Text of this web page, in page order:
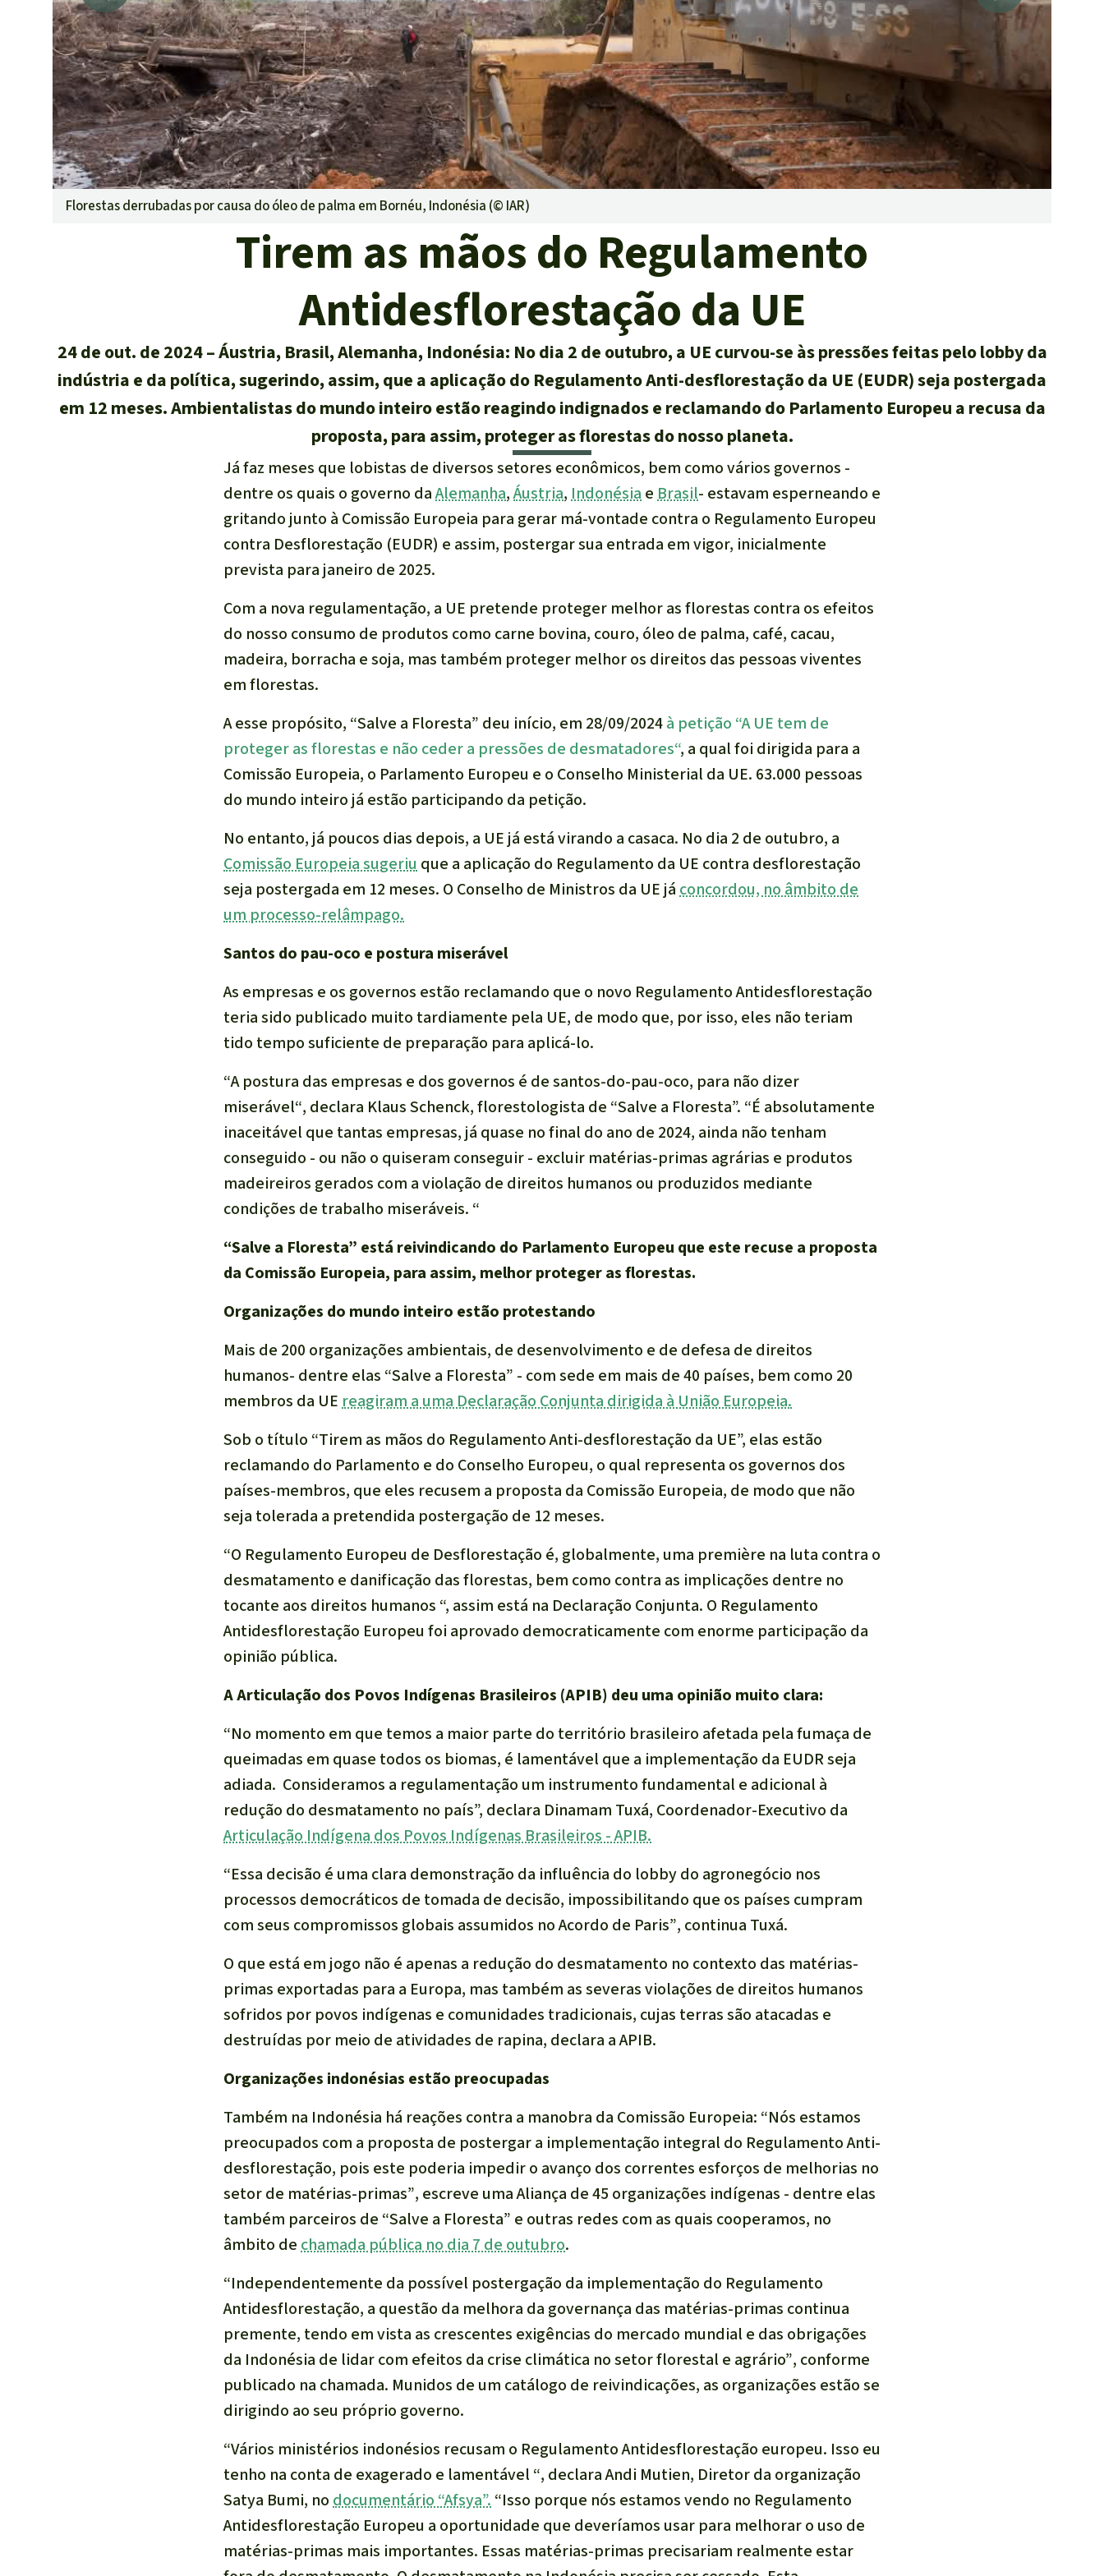
Pecuária intensiva
Roubo de terras
Alumínio
Caça furtiva
Áreas de proteção ambiental
tropicais do mundo
Doar
Florestas derrubadas por causa do óleo de palma em Bornéu, Indonésia (© IAR)
Tirem as mãos do Regulamento
Antidesflorestação da UE
24 de out. de 2024
Áustria, Brasil, Alemanha, Indonésia: No dia 2 de outubro, a UE curvou-se às pressões feitas pelo lobby da
indústria e da política, sugerindo, assim, que a aplicação do Regulamento Anti-desflorestação da UE (EUDR) seja postergada
em 12 meses. Ambientalistas do mundo inteiro estão reagindo indignados e reclamando do Parlamento Europeu a recusa da
proposta, para assim, proteger as florestas do nosso planeta.
Já faz meses que lobistas de diversos setores econômicos, bem como vários governos -
dentre os quais o governo daAlemanha,Áustria,IndonésiaeBrasil- estavam esperneando e
gritando junto à Comissão Europeia para gerar má-vontade contra o Regulamento Europeu
contra Desflorestação (EUDR) e assim, postergar sua entrada em vigor, inicialmente
prevista para janeiro de 2025.
Com a nova regulamentação, a UE pretende proteger melhor as florestas contra os efeitos
do nosso consumo de produtos como carne bovina, couro, óleo de palma, café, cacau,
madeira, borracha e soja, mas também proteger melhor os direitos das pessoas viventes
em florestas.
A esse propósito, “Salve a Floresta” deu início, em 28/09/2024à petição “A UE tem de
proteger as florestas e não ceder a pressões de desmatadores“, a qual foi dirigida para a
Comissão Europeia, o Parlamento Europeu e o Conselho Ministerial da UE. 63.000 pessoas
do mundo inteiro já estão participando da petição.
No entanto, já poucos dias depois, a UE já está virando a casaca. No dia 2 de outubro, a
Comissão Europeia sugeriuque a aplicação do Regulamento da UE contra desflorestação
seja postergada em 12 meses. O Conselho de Ministros da UE jáconcordou, no âmbito de
um processo-relâmpago.
Santos do pau-oco e postura miserável
As empresas e os governos estão reclamando que o novo Regulamento Antidesflorestação
teria sido publicado muito tardiamente pela UE, de modo que, por isso, eles não teriam
tido tempo suficiente de preparação para aplicá-lo.
“A postura das empresas e dos governos é de santos-do-pau-oco, para não dizer
miserável“, declara Klaus Schenck, florestologista de “Salve a Floresta”. “É absolutamente
inaceitável que tantas empresas, já quase no final do ano de 2024, ainda não tenham
conseguido - ou não o quiseram conseguir - excluir matérias-primas agrárias e produtos
madeireiros gerados com a violação de direitos humanos ou produzidos mediante
condições de trabalho miseráveis. “
“Salve a Floresta” está reivindicando do Parlamento Europeu que este recuse a proposta
da Comissão Europeia, para assim, melhor proteger as florestas.
Organizações do mundo inteiro estão protestando
Mais de 200 organizações ambientais, de desenvolvimento e de defesa de direitos
humanos- dentre elas “Salve a Floresta” - com sede em mais de 40 países, bem como 20
membros da UEreagiram a uma Declaração Conjunta dirigida à União Europeia.
Sob o título “Tirem as mãos do Regulamento Anti-desflorestação da UE”, elas estão
reclamando do Parlamento e do Conselho Europeu, o qual representa os governos dos
países-membros, que eles recusem a proposta da Comissão Europeia, de modo que não
seja tolerada a pretendida postergação de 12 meses.
“O Regulamento Europeu de Desflorestação é, globalmente, uma première na luta contra o
desmatamento e danificação das florestas, bem como contra as implicações dentre no
tocante aos direitos humanos “, assim está na Declaração Conjunta. O Regulamento
Antidesflorestação Europeu foi aprovado democraticamente com enorme participação da
opinião pública.
A Articulação dos Povos Indígenas Brasileiros (APIB) deu uma opinião muito clara:
“No momento em que temos a maior parte do território brasileiro afetada pela fumaça de
queimadas em quase todos os biomas, é lamentável que a implementação da EUDR seja
adiada. Consideramos a regulamentação um instrumento fundamental e adicional à
redução do desmatamento no país”, declara Dinamam Tuxá, Coordenador-Executivo da
Articulação Indígena dos Povos Indígenas Brasileiros - APIB.
“Essa decisão é uma clara demonstração da influência do lobby do agronegócio nos
processos democráticos de tomada de decisão, impossibilitando que os países cumpram
com seus compromissos globais assumidos no Acordo de Paris”, continua Tuxá.
O que está em jogo não é apenas a redução do desmatamento no contexto das matérias-
primas exportadas para a Europa, mas também as severas violações de direitos humanos
sofridos por povos indígenas e comunidades tradicionais, cujas terras são atacadas e
destruídas por meio de atividades de rapina, declara a APIB.
Organizações indonésias estão preocupadas
Também na Indonésia há reações contra a manobra da Comissão Europeia: “Nós estamos
preocupados com a proposta de postergar a implementação integral do Regulamento Anti-
desflorestação, pois este poderia impedir o avanço dos correntes esforços de melhorias no
setor de matérias-primas”, escreve uma Aliança de 45 organizações indígenas - dentre elas
também parceiros de “Salve a Floresta” e outras redes com as quais cooperamos, no
âmbito dechamada pública no dia 7 de outubro.
“Independentemente da possível postergação da implementação do Regulamento
Antidesflorestação, a questão da melhora da governança das matérias-primas continua
premente, tendo em vista as crescentes exigências do mercado mundial e das obrigações
da Indonésia de lidar com efeitos da crise climática no setor florestal e agrário”, conforme
publicado na chamada. Munidos de um catálogo de reivindicações, as organizações estão se
dirigindo ao seu próprio governo.
“Vários ministérios indonésios recusam o Regulamento Antidesflorestação europeu. Isso eu
tenho na conta de exagerado e lamentável “, declara Andi Mutien, Diretor da organização
Satya Bumi, nodocumentário “Afsya”.“Isso porque nós estamos vendo no Regulamento
Antidesflorestação Europeu a oportunidade que deveríamos usar para melhorar o uso de
matérias-primas mais importantes. Essas matérias-primas precisariam realmente estar